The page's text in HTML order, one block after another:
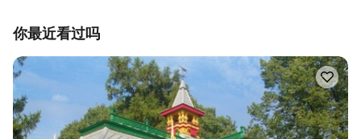
你最近看过吗